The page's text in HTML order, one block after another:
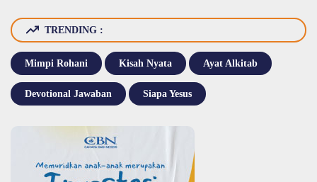
TRENDING :
Mimpi Rohani Kisah Nyata Ayat Alkitab
Devotional Jawaban Siapa Yesus